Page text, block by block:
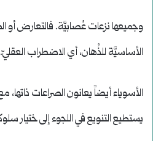
وجميعها نزعات عُصابيَّة. فالتعارض أو
الأساسيَّة للذُهان، أي الاضطراب العقليّ.
الأسوياء أيضاً يعانون الصراعات
يستطيع التنويع في اللجوء إلى